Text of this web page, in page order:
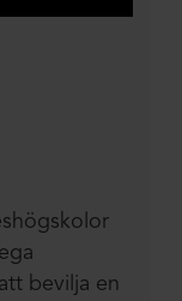
bevilja en